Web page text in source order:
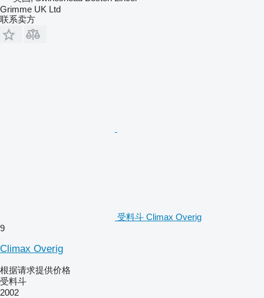
Grimme UK Ltd
联系卖方
受料斗 Climax Overig
9
Climax Overig
根据请求提供价格
受料斗
2002